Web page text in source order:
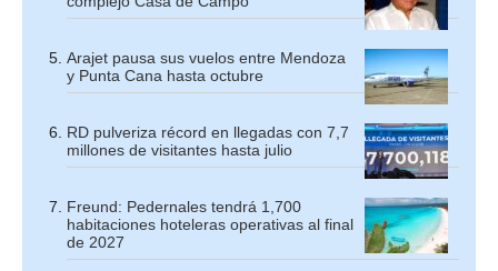
Arajet pausa sus vuelos entre Mendoza
y Punta Cana hasta octubre
RD pulveriza récord en llegadas con 7,7
millones de visitantes hasta julio
Freund: Pedernales tendrá 1,700
habitaciones hoteleras operativas al final
de 2027